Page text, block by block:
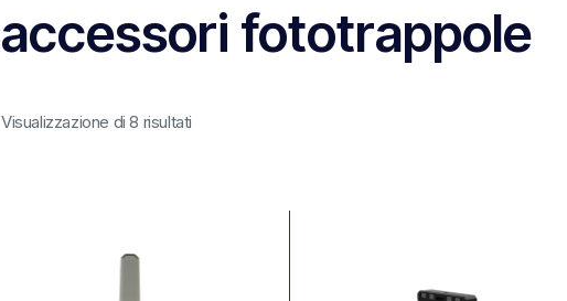
accessori fototrappole
Visualizzazione di 8 risultati